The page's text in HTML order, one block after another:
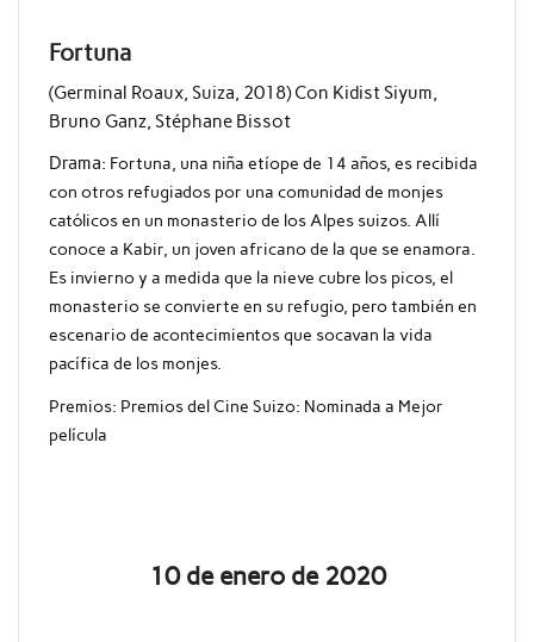
Fortuna
(Germinal Roaux, Suiza, 2018) Con Kidist Siyum,
Bruno Ganz, Stéphane Bissot
Drama: Fortuna, una niña etíope de 14 años, es recibida
con otros refugiados por una comunidad de monjes
católicos en un monasterio de los Alpes suizos. Allí
conoce a Kabir, un joven africano de la que se enamora.
Es invierno y a medida que la nieve cubre los picos, el
monasterio se convierte en su refugio, pero también en
escenario de acontecimientos que socavan la vida
pacífica de los monjes.
Premios: Premios del Cine Suizo: Nominada a Mejor
película
10 de enero de 2020